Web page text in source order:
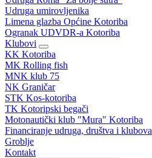
Udruga umirovljenika
Limena glazba Općine Kotoriba
Ogranak UDVDR-a Kotoriba
Klubovi
KK Kotoriba
MK Rolling fish
MNK klub 75
NK Graničar
STK Kos-kotoriba
TK Kotoripski begači
Motonautički klub "Mura" Kotoriba
Financiranje udruga, društva i klubova
Groblje
Kontakt